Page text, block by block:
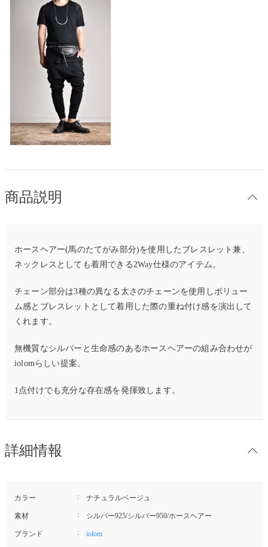
商品説明
ホースヘアー(馬のたてがみ部分)を使用したブレスレット兼、
ネックレスとしても着用できる2Way仕様のアイテム。
チェーン部分は3種の異なる太さのチェーンを使用しボリュー
ム感とブレスレットとして着用した際の重ね付け感を演出して
くれます。
無機質なシルバーと生命感のあるホースヘアーの組み合わせが
iolomらしい提案。
1点付けでも充分な存在感を発揮致します。
詳細情報
カラー ナチュラルベージュ
素材 シルバー925/シルバー950/ホースヘアー
ブランド iolom